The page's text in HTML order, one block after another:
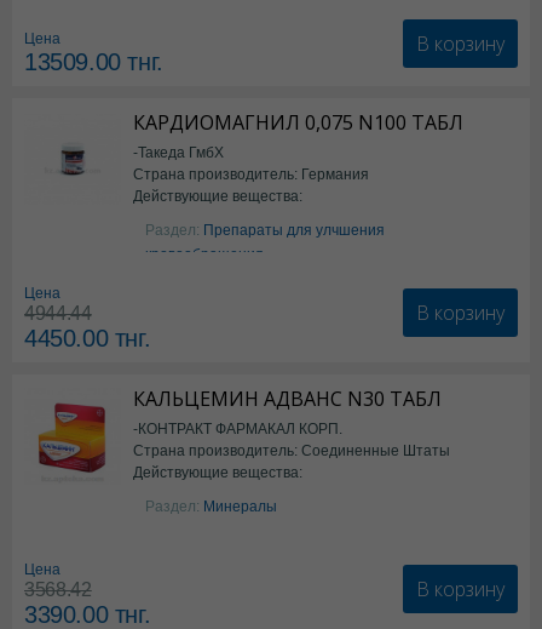
Цена
13509.00тнг.
В корзину
КАРДИОМАГНИЛ 0,075 N100 ТАБЛ
-Такеда ГмбХ
Страна производитель: Германия
Действующие вещества:
ацетилсалициловая кислота
Раздел: Препараты для улчшения
кровообращения
Цена
4944.44
4450.00тнг.
В корзину
КАЛЬЦЕМИН АДВАНС N30 ТАБЛ
-КОНТРАКТ ФАРМАКАЛ КОРП.
Страна производитель: Соединенные Штаты
Америки
Действующие вещества:
Колекальциферол+Кальция
карбонат
Раздел: Минералы
Цена
3568.42
3390.00тнг.
В корзину